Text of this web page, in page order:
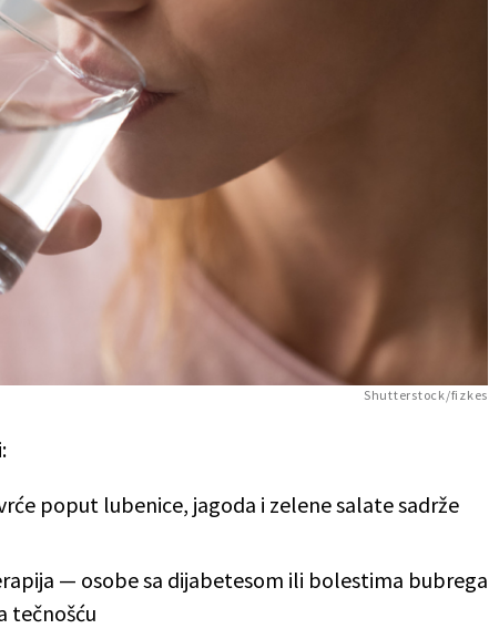
Shutterstock/fizkes
poput lubenice, jagoda i zelene salate sadrže
— osobe sa dijabetesom ili bolestima bubrega
tečnošću